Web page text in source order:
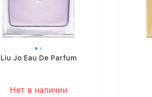
Liu Jo Eau De Parfum
Нет в наличии